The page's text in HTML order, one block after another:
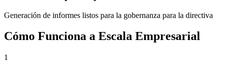
Generación de informes listos para la gobernanza para la directiva
Cómo Funciona a Escala Empresarial
1